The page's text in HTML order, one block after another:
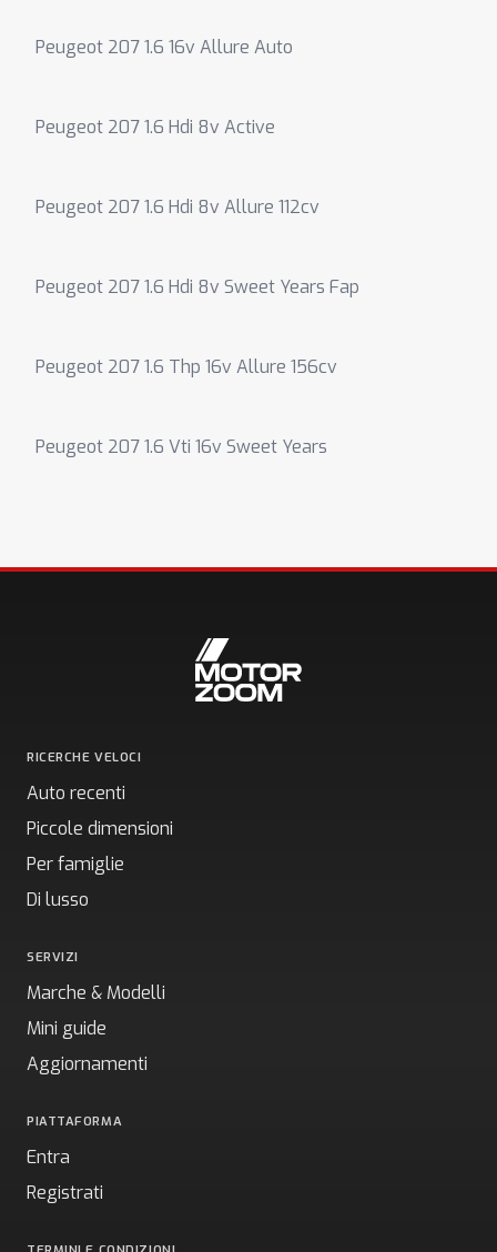
Peugeot 207 1.6 16v Allure Auto
Peugeot 207 1.6 Hdi 8v Active
Peugeot 207 1.6 Hdi 8v Allure 112cv
Peugeot 207 1.6 Hdi 8v Sweet Years Fap
Peugeot 207 1.6 Thp 16v Allure 156cv
Peugeot 207 1.6 Vti 16v Sweet Years
RICERCHE VELOCI
Auto recenti
Piccole dimensioni
Per famiglie
Di lusso
SERVIZI
Marche & Modelli
Mini guide
Aggiornamenti
PIATTAFORMA
Entra
Registrati